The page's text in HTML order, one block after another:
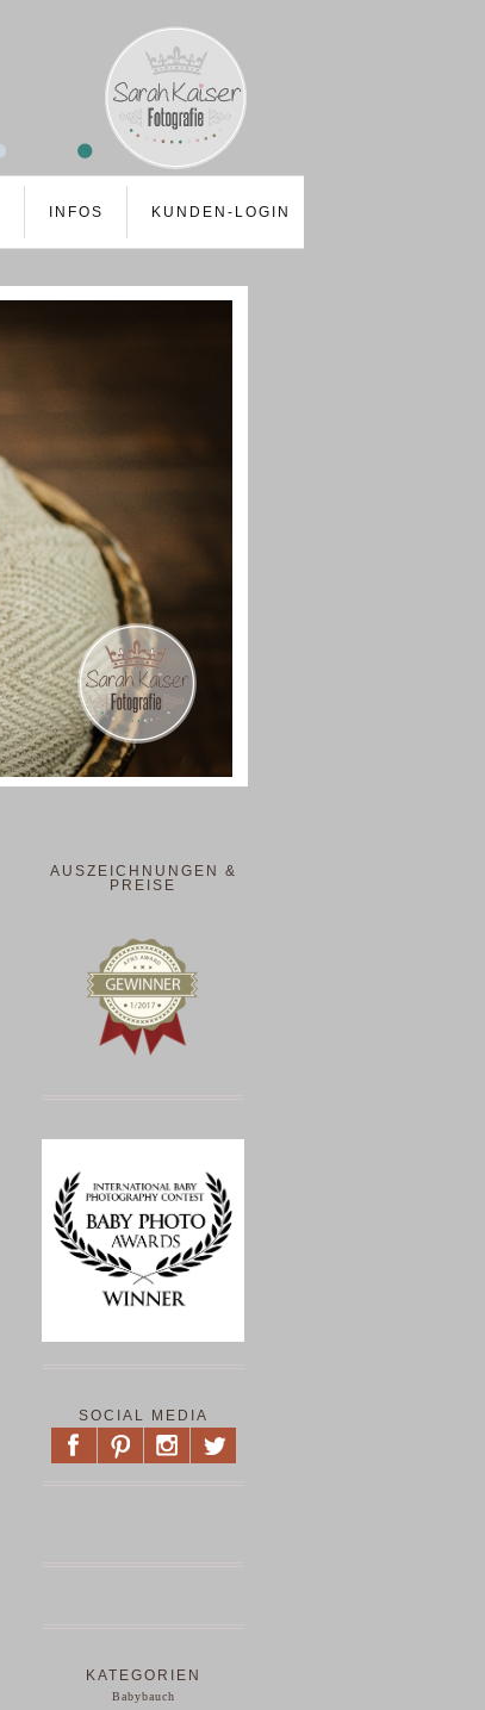
INFOS KUNDEN-LOGIN
AUSZEICHNUNGEN &
PREISE
SOCIAL MEDIA
KATEGORIEN
Babybauch